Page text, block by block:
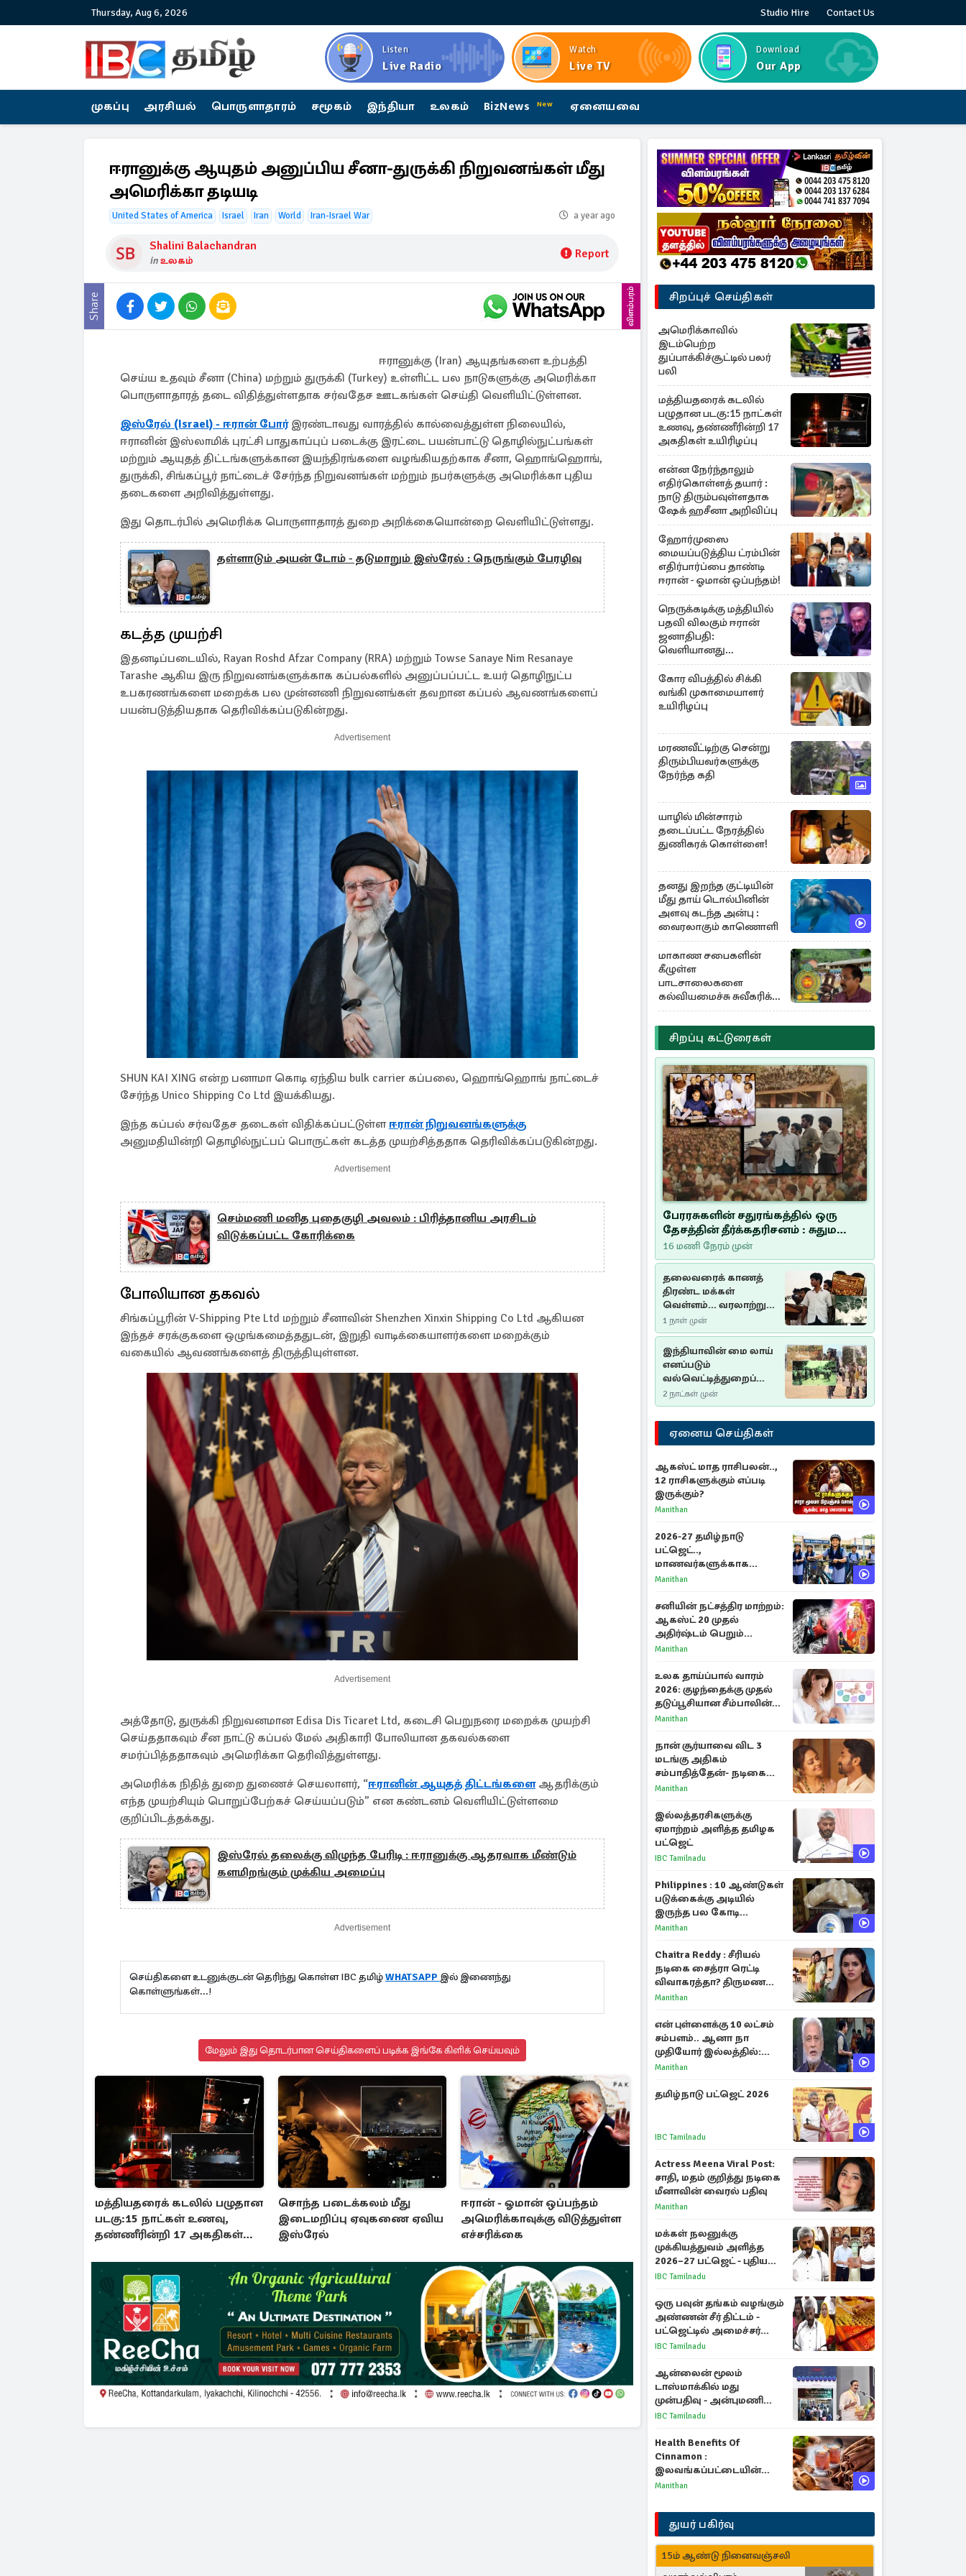
Thursday, Aug 6, 2026 Studio Hire Contact Us
Listen
Live Radio
Watch
Live TV
Download
Our App
முகப்பு அரசியல் பொருளாதாரம் சமூகம் இந்தியா உலகம் BizNews New ஏனையவை
ஈரானுக்கு ஆயுதம் அனுப்பிய சீனா-துருக்கி நிறுவனங்கள் மீது
அமெரிக்கா தடியடி
United States of America Israel Iran World Iran-Israel War a year ago
Shalini Balachandran
inஉலகம் Report
Share விளம்பரம்
ஈரானுக்கு (Iran) ஆயுதங்களை உற்பத்தி
செய்ய உதவும் சீனா (China) மற்றும் துருக்கி (Turkey) உள்ளிட்ட பல நாடுகளுக்கு அமெரிக்கா
பொருளாதாரத் தடை விதித்துள்ளதாக சர்வதேச ஊடகங்கள் செய்தி வெளியிட்டுள்ளன.
இஸ்ரேல் (Israel) - ஈரான் போர்இரண்டாவது வாரத்தில் கால்வைத்துள்ள நிலையில்,
ஈரானின் இஸ்லாமிக் புரட்சி பாதுகாப்புப் படைக்கு இரட்டை பயன்பாட்டு தொழில்நுட்பங்கள்
மற்றும் ஆயுதத் திட்டங்களுக்கான இயந்திரங்களை வழங்கியதற்காக சீனா, ஹொங்ஹொங்,
துருக்கி, சிங்கப்பூர் நாட்டைச் சேர்ந்த நிறுவனங்கள் மற்றும் நபர்களுக்கு அமெரிக்கா புதிய
தடைகளை அறிவித்துள்ளது.
இது தொடர்பில் அமெரிக்க பொருளாதாரத் துறை அறிக்கையொன்றை வெளியிட்டுள்ளது.
தள்ளாடும் அயன் டோம் - தடுமாறும் இஸ்ரேல் : நெருங்கும் பேரழிவு
கடத்த முயற்சி
இதனடிப்படையில், Rayan Roshd Afzar Company (RRA) மற்றும் Towse Sanaye Nim Resanaye
Tarashe ஆகிய இரு நிறுவனங்களுக்காக கப்பல்களில் அனுப்பப்பட்ட உயர் தொழிநுட்ப
உபகரணங்களை மறைக்க பல முன்னணி நிறுவனங்கள் தவறான கப்பல் ஆவணங்களைப்
பயன்படுத்தியதாக தெரிவிக்கப்படுகின்றது.
Advertisement
SHUN KAI XING என்ற பனாமா கொடி ஏந்திய bulk carrier கப்பலை, ஹொங்ஹொங் நாட்டைச்
சேர்ந்த Unico Shipping Co Ltd இயக்கியது.
இந்த கப்பல் சர்வதேச தடைகள் விதிக்கப்பட்டுள்ள ஈரான் நிறுவனங்களுக்கு
அனுமதியின்றி தொழில்நுட்பப் பொருட்கள் கடத்த முயற்சித்ததாக தெரிவிக்கப்படுகின்றது.
Advertisement
செம்மணி மனித புதைகுழி அவலம் : பிரித்தானிய அரசிடம்
விடுக்கப்பட்ட கோரிக்கை
போலியான தகவல்
சிங்கப்பூரின் V-Shipping Pte Ltd மற்றும் சீனாவின் Shenzhen Xinxin Shipping Co Ltd ஆகியன
இந்தச் சரக்குகளை ஒழுங்கமைத்ததுடன், இறுதி வாடிக்கையாளர்களை மறைக்கும்
வகையில் ஆவணங்களைத் திருத்தியுள்ளன.
Advertisement
அத்தோடு, துருக்கி நிறுவனமான Edisa Dis Ticaret Ltd, கடைசி பெறுநரை மறைக்க முயற்சி
செய்ததாகவும் சீன நாட்டு கப்பல் மேல் அதிகாரி போலியான தகவல்களை
சமர்ப்பித்ததாகவும் அமெரிக்கா தெரிவித்துள்ளது.
அமெரிக்க நிதித் துறை துணைச் செயலாளர், “ஈரானின் ஆயுதத் திட்டங்களைஆதரிக்கும்
எந்த முயற்சியும் பொறுப்பேற்கச் செய்யப்படும்” என கண்டனம் வெளியிட்டுள்ளமை
குறிப்பிடத்தக்கது.
இஸ்ரேல் தலைக்கு விழுந்த பேரிடி : ஈரானுக்கு ஆதரவாக மீண்டும்
களமிறங்கும் முக்கிய அமைப்பு
Advertisement
செய்திகளை உடனுக்குடன் தெரிந்து கொள்ள IBC தமிழ்WHATSAPP இல் இணைந்து
கொள்ளுங்கள்...!
மேலும் இது தொடர்பான செய்திகளைப் படிக்க இங்கே கிளிக் செய்யவும்
மத்தியதரைக் கடலில் பழுதான
படகு:15 நாட்கள் உணவு,
தண்ணீரின்றி 17 அகதிகள்
சொந்த படைக்கலம் மீது
இடைமறிப்பு ஏவுகணை ஏவிய
இஸ்ரேல்
ஈரான் - ஓமான் ஒப்பந்தம்
அமெரிக்காவுக்கு விடுத்துள்ள
எச்சரிக்கை
சிறப்புச் செய்திகள்
அமெரிக்காவில்
இடம்பெற்ற
துப்பாக்கிச்சூட்டில் பலர்
பலி
மத்தியதரைக் கடலில்
பழுதான படகு:15 நாட்கள்
உணவு, தண்ணீரின்றி 17
அகதிகள் உயிரிழப்பு
என்ன நேர்ந்தாலும்
எதிர்கொள்ளத் தயார் :
நாடு திரும்பவுள்ளதாக
ஷேக் ஹசீனா அறிவிப்பு
ஹோர்முஸை
மையப்படுத்திய ட்ரம்பின்
எதிர்பார்ப்பை தாண்டி
ஈரான் - ஓமான் ஒப்பந்தம்!
நெருக்கடிக்கு மத்தியில்
பதவி விலகும் ஈரான்
ஜனாதிபதி:
வெளியானது
சர்ச்சையின் உண்மை
நிலை
கோர விபத்தில் சிக்கி
வங்கி முகாமையாளர்
உயிரிழப்பு
மரணவீட்டிற்கு சென்று
திரும்பியவர்களுக்கு
நேர்ந்த கதி
யாழில் மின்சாரம்
தடைப்பட்ட நேரத்தில்
துணிகரக் கொள்ளை!
தனது இறந்த குட்டியின்
மீது தாய் டொல்பினின்
அளவு கடந்த அன்பு :
வைரலாகும் காணொளி
மாகாண சபைகளின்
கீழுள்ள
பாடசாலைகளை
கல்வியமைச்சு சுவீகரிக்க
சட்டமில்லை :
கிடைத்தது வெற்றி
சிறப்பு கட்டுரைகள்
பேரரசுகளின் சதுரங்கத்தில் ஒரு
தேசத்தின் தீர்க்கதரிசனம் : சுதுமலை
பிரகடனம் ஒரு வரலாற்றுப் பாடம்
16 மணி நேரம் முன்
தலைவரைக் காணத்
திரண்ட மக்கள்
வெள்ளம்... வரலாற்றுச்
சிறப்புமிக்க சுதுமலைப்
பிரகடனம்…
1 நாள் முன்
இந்தியாவின் மை லாய்
எனப்படும்
வல்வெட்டித்துறைப்
படுகொலை…
2 நாட்கள் முன்
ஏனைய செய்திகள்
ஆகஸ்ட் மாத ராசிபலன்..,
12 ராசிகளுக்கும் எப்படி
இருக்கும்?
Manithan
2026-27 தமிழ்நாடு
பட்ஜெட்..,
மாணவர்களுக்காக
வெளியான முக்கிய
Manithan
சனியின் நட்சத்திர மாற்றம்:
ஆகஸ்ட் 20 முதல்
அதிர்ஷ்டம் பெறும்
ராசிகள்!
Manithan
உலக தாய்ப்பால் வாரம்
2026: குழந்தைக்கு முதல்
தடுப்பூசியான சீம்பாலின்
முக்கியத்துவம்!
Manithan
நான் சூர்யாவை விட 3
மடங்கு அதிகம்
சம்பாதித்தேன்- நடிகை
ஜோதிகா
Manithan
இல்லத்தரசிகளுக்கு
ஏமாற்றம் அளித்த தமிழக
பட்ஜெட்
IBC Tamilnadu
Philippines : 10 ஆண்டுகள்
படுக்கைக்கு அடியில்
இருந்த பல கோடி
மதிப்புள்ள அரிய முத்து!
Manithan
Chaitra Reddy : சீரியல்
நடிகை சைத்ரா ரெட்டி
விவாகரத்தா? திருமண
புகைப்படங்களை நீக்கம்
Manithan
என் புள்ளைக்கு 10 லட்சம்
சம்பளம்.. ஆனா நா
முதியோர் இல்லத்தில்:
நடிகரின் கண்ணீர் பேட்டி
Manithan
தமிழ்நாடு பட்ஜெட் 2026
IBC Tamilnadu
Actress Meena Viral Post:
சாதி, மதம் குறித்து நடிகை
மீனாவின் வைரல் பதிவு
Manithan
மக்கள் நலனுக்கு
முக்கியத்துவம் அளித்த
2026–27 பட்ஜெட் - புதிய
நலத்திட்டங்கள்
IBC Tamilnadu
ஒரு பவுன் தங்கம் வழங்கும்
அண்ணன் சீர் திட்டம் -
பட்ஜெட்டில் அமைச்சர்
மரிய வில்சன் அறிவிப்பு!
IBC Tamilnadu
ஆன்லைன் மூலம்
டாஸ்மாக்கில் மது
முன்பதிவு - அன்புமணி
ராமதாஸ் எதிர்ப்பு
IBC Tamilnadu
Health Benefits Of
Cinnamon :
இலவங்கப்பட்டையின்
மருத்துவ குணங்களும்
நன்மைகளும்!
Manithan
துயர் பகிர்வு
15ம் ஆண்டு நினைவஞ்சலி